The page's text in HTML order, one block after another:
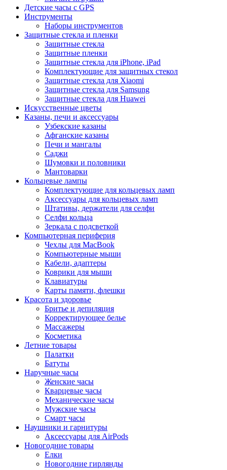
Детские часы с GPS
Инструменты
Наборы инструментов
Защитные стекла и пленки
Защитные стекла
Защитные пленки
Защитные стекла для iPhone, iPad
Комплектующие для защитных стекол
Защитные стекла для Xiaomi
Защитные стекла для Samsung
Защитные стекла для Huawei
Искусственные цветы
Казаны, печи и аксессуары
Узбекские казаны
Афганские казаны
Печи и мангалы
Саджи
Шумовки и половники
Мантоварки
Кольцевые лампы
Комплектующие для кольцевых ламп
Аксессуары для кольцевых ламп
Штативы, держатели для селфи
Селфи кольца
Зеркала с подсветкой
Компьютерная периферия
Чехлы для MacBook
Компьютерные мыши
Кабели, адаптеры
Коврики для мыши
Клавиатуры
Карты памяти, флешки
Красота и здоровье
Бритье и депиляция
Корректирующее белье
Массажеры
Косметика
Летние товары
Палатки
Батуты
Наручные часы
Женские часы
Кварцевые часы
Механические часы
Мужские часы
Смарт часы
Наушники и гарнитуры
Аксессуары для AirPods
Новогодние товары
Елки
Новогодние гирлянды